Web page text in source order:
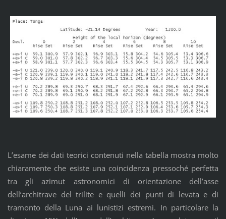
L’esame dei dati teorici contenuti nella tabella mostra molto
chiaramente che esiste una coincidenza pressoché perfetta
tra gli azimut astronomici di orientazione dell’asse
dell’architrave del trilite e quelli dei punti di levata e di
tramonto della Luna ai lunistizi estremi. In particolare la